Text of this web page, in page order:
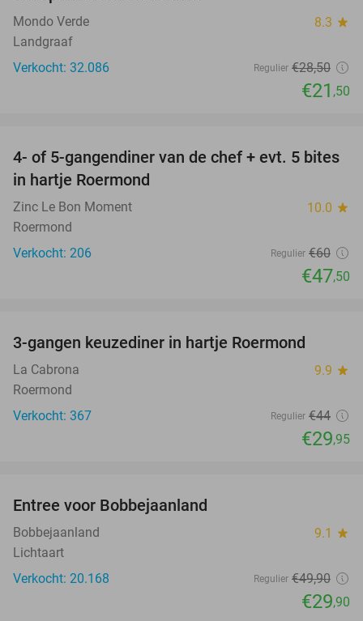
Mondo Verde 8.3 star
Landgraaf
Verkocht: 32.086
Regulier €28,50
€21 ,50
21%
4- of 5-gangendiner van de chef + evt. 5 bites
in hartje Roermond
Zinc Le Bon Moment 10.0 star
Roermond
Verkocht: 206
Regulier €60
€47,50
3-gangen keuzediner in hartje Roermond
La Cabrona 9.9 star
Roermond
Verkocht: 367
Regulier €44
€29,95
Entree voor Bobbejaanland
Bobbejaanland 9.1 star
Lichtaart
Verkocht: 20.168
Regulier €49,90
€29,90